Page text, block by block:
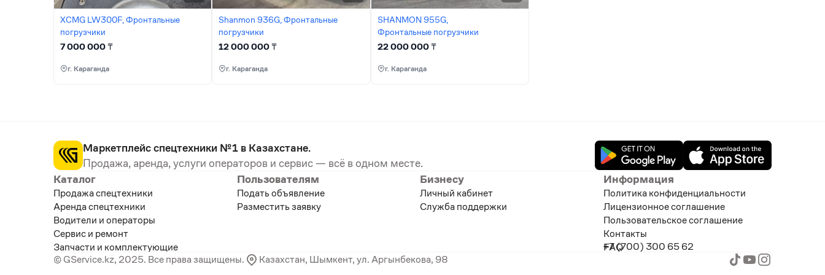
XCMG LW300F, Фронтальные
погрузчики
7 000 000₸
г. Караганда
Shanmon 936G, Фронтальные
погрузчики
12 000 000₸
г. Караганда
SHANMON 955G,
Фронтальные погрузчики
22 000 000₸
г. Караганда
Маркетплейс спецтехники №1 в Казахстане.
Продажа, аренда, услуги операторов и сервис — всё в одном месте.
Каталог
Продажа спецтехники
Аренда спецтехники
Водители и операторы
Сервис и ремонт
Запчасти и комплектующие
Пользователям
Подать объявление
Разместить заявку
Бизнесу
Личный кабинет
Служба поддержки
Информация
Политика конфиденциальности
Лицензионное соглашение
Пользовательское соглашение
Контакты
FAQ
+7 (700) 300 65 62
© GService.kz, 2025. Все права защищены.
Казахстан, Шымкент, ул. Аргынбекова, 98